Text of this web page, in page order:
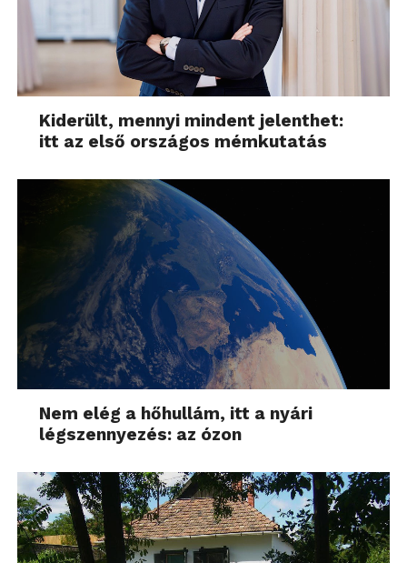
Kiderült, mennyi mindent jelenthet:
itt az első országos mémkutatás
Nem elég a hőhullám, itt a nyári
légszennyezés: az ózon